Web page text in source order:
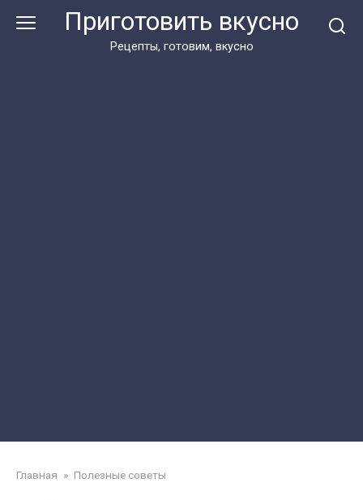
Приготовить вкусно
Рецепты, готовим, вкусно
Главная » Полезные советы